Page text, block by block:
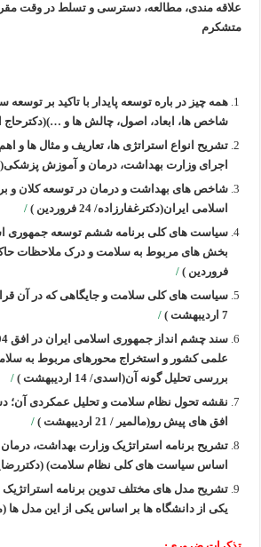
علاقه مندی، مطالعه، دسترسی و تسلط در وقت
متشکرم
همه چیز در باره توسعه پایدار با تاکید بر توسعه
شاخص ها، ابعاد، اصول، چالش ها و …)(دکترحاج
تشریح انواع استراتژی ها، تعاریف و مثال ها و
اجرای وزارت بهداشت، درمان و آموزش پزشکی(اسدزاده/
شاخص های بهداشت و درمان در توسعه کلان و
اسلامی ایران(دکترغفارزاده/ 24 فروردین )
/
سیاست های کلی برنامه ششم توسعه جمهوری
فروردین )/
سیاست های کلی سلامت و جایگاهی که در آن
7 اردیبهشت )
/
علمی کشور و استخراج محورهای مربوط به
بررسی تحلیل گونه آن(اسدی/ 14 اردیبهشت )
/
نقشه تحول نظام سلامت و تحلیل عمکردی آن؛
افق های پیش رو(مالمیر / 21 اردیبهشت )
/
تشریح برنامه استراتژیک وزارت بهداشت،
اساس سیاست های کلی نظام سلامت) (دکتررضایی/ 28
تشریح مدل های مختلف تدوین برنامه استراتژیک
یکی از دانشگاه ها بر اساس یکی از این مدل ها